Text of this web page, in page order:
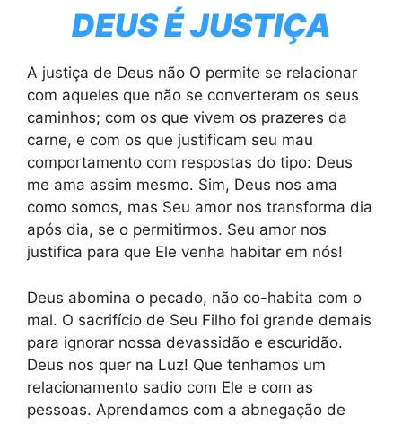
DEUS É JUSTIÇA
A justiça de Deus não O permite se relacionar
com aqueles que não se converteram os seus
caminhos; com os que vivem os prazeres da
carne, e com os que justificam seu mau
comportamento com respostas do tipo: Deus
me ama assim mesmo. Sim, Deus nos ama
como somos, mas Seu amor nos transforma dia
após dia, se o permitirmos. Seu amor nos
justifica para que Ele venha habitar em nós!
Deus abomina o pecado, não co-habita com o
mal. O sacrifício de Seu Filho foi grande demais
para ignorar nossa devassidão e escuridão.
Deus nos quer na Luz! Que tenhamos um
relacionamento sadio com Ele e com as
pessoas. Aprendamos com a abnegação de